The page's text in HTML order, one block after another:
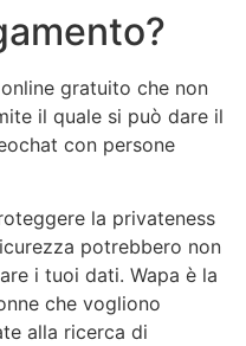
gratuito che non
il quale si può dare il
con persone
la privateness
potrebbero non
i tuoi dati. Wapa è la
che vogliono
alla ricerca di